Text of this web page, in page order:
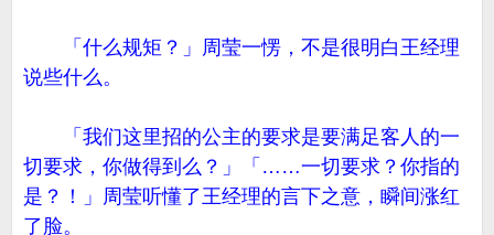
「什么规矩？」周莹一愣，不是很明白王经理
说些什么。
「我们这里招的公主的要求是要满足客人的一
切要求，你做得到么？」「……一切要求？你指的
是？！」周莹听懂了王经理的言下之意，瞬间涨红
了脸。